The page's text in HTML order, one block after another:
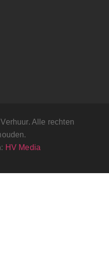
Alle rechten
: HV Media